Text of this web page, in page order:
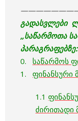
გადასვლები
„საწარმოთა
პარაგრაფებზე:
0. საწარმოს
1. ფინანსური
1.1
ძირითადი